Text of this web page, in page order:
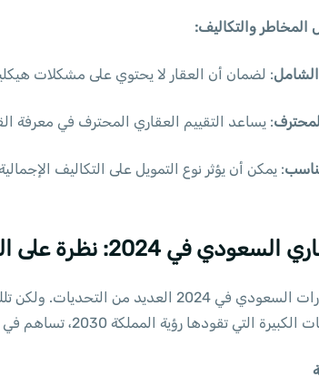
المخاطر والتكاليف:
: لضمان أن العقار لا يحتوي على مشكلات
: يساعد التقييم العقاري المحترف في معرفة
: يمكن أن يؤثر نوع التمويل على التكاليف
2024: نظرة على التحديات والفرص
يواجه سوق العقارات السعودي في 2024
رؤية المملكة 2030، تساهم في إعادة تشكيل المشهد العقاري في المملكة.